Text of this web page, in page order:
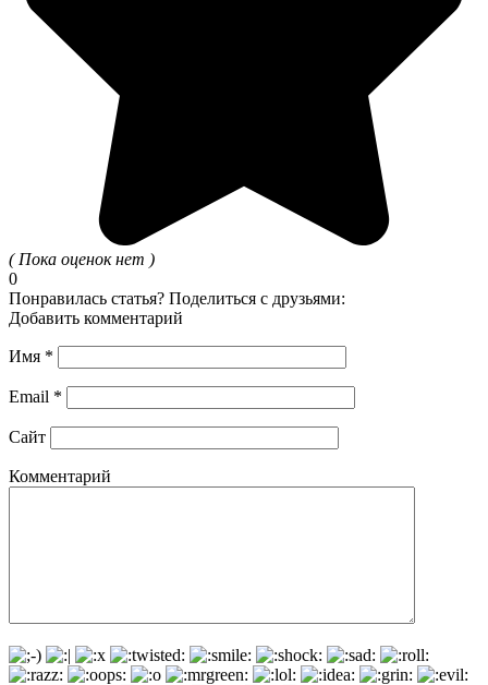
( Пока оценок нет )
0
Понравилась статья? Поделиться с друзьями:
Добавить комментарий
Имя *
Email *
Сайт
Комментарий